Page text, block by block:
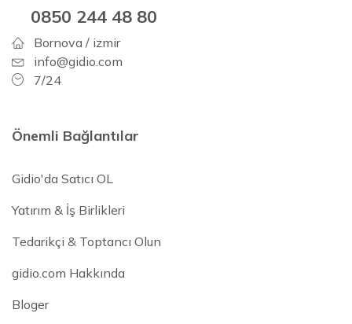
0850 244 48 80
Bornova / izmir
info@gidio.com
7/24
Önemli Bağlantılar
Gidio'da Satıcı OL
Yatırım & İş Birlikleri
Tedarikçi & Toptancı Olun
gidio.com Hakkında
Bloger